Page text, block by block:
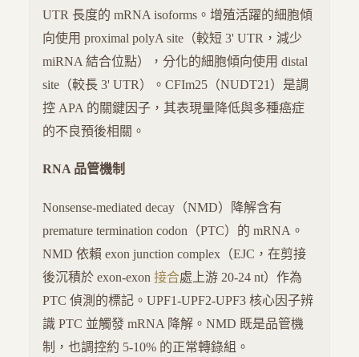
UTR 長度的 mRNA isoforms。增殖活躍的細胞傾
向使用 proximal polyA site（較短 3' UTR，減少
miRNA 結合位點），分化的細胞傾向使用 distal
site（較長 3' UTR）。CFIm25（NUDT21）是調
控 APA 的關鍵因子，其表現量降低與多種癌症
的不良預後相關。
RNA 品管機制
Nonsense-mediated decay（NMD）降解含有
premature termination codon（PTC）的 mRNA。
NMD 依賴 exon junction complex（EJC，在剪接
後沉積於 exon-exon 接合處上游 20-24 nt）作為
PTC 偵測的標記。UPF1-UPF2-UPF3 核心因子辨
識 PTC 並觸發 mRNA 降解。NMD 既是品管機
制，也調控約 5-10% 的正常轉錄組。